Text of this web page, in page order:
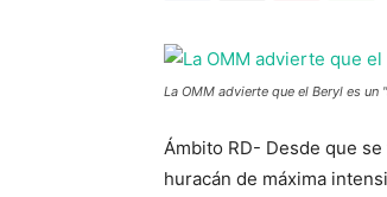
La OMM advierte que el Beryl es
Ámbito RD- Desde que
huracán de máxima